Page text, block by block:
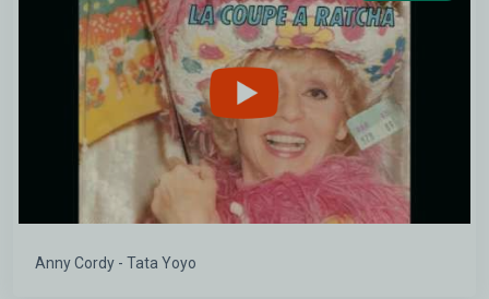
Anny Cordy - Tata Yoyo